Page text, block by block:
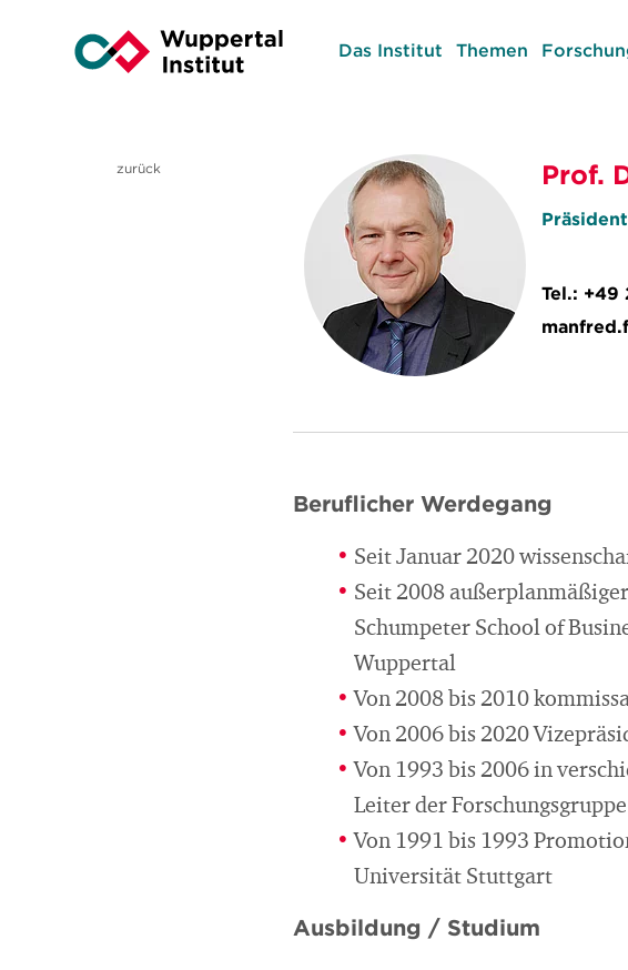
Das Institut Themen
zurück Prof.
Tel.: +49
Beruflicher Werdegang
Seit Januar 2020
Seit 2008
Schumpeter School of
Wuppertal
Von 2008 bis 2010
Von 2006 bis 2020
Von 1993 bis 2006 in
Leiter der
Von 1991 bis 1993
Universität Stuttgart
Ausbildung / Studium